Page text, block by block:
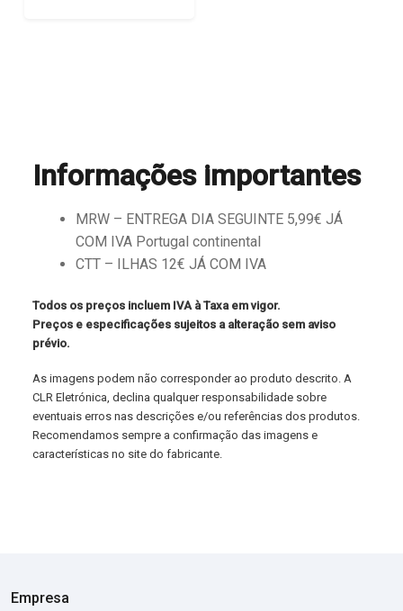
Informações importantes
MRW – ENTREGA DIA SEGUINTE 5,99€ JÁ
COM IVA Portugal continental
CTT – ILHAS 12€ JÁ COM IVA
Todos os preços incluem IVA à Taxa em vigor.
Preços e especificações sujeitos a alteração sem aviso
prévio.
As imagens podem não corresponder ao produto descrito. A
CLR Eletrónica, declina qualquer responsabilidade sobre
eventuais erros nas descrições e/ou referências dos produtos.
Recomendamos sempre a confirmação das imagens e
características no site do fabricante.
Empresa